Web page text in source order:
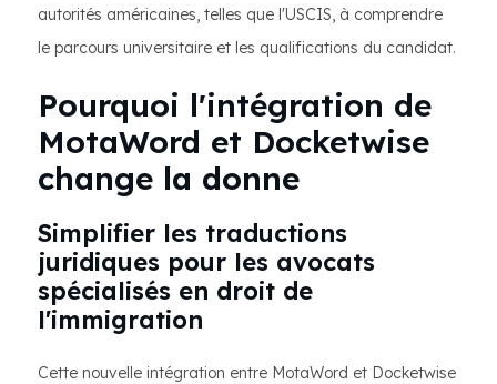
autorités américaines, telles que l'USCIS, à comprendre
le parcours universitaire et les qualifications du candidat.
Pourquoi l'intégration de
MotaWord et Docketwise
change la donne
Simplifier les traductions
juridiques pour les avocats
spécialisés en droit de
l'immigration
Cette nouvelle intégration entre MotaWord et Docketwise